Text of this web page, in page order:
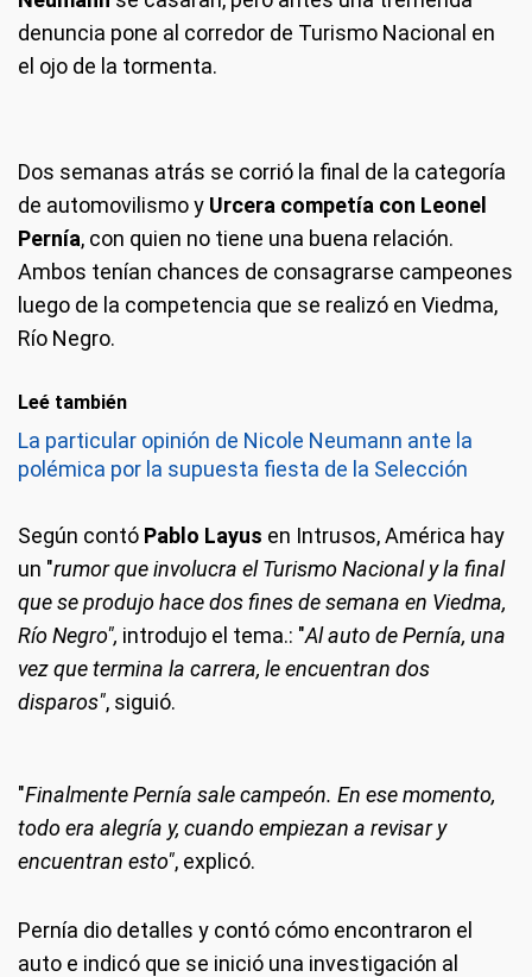
denuncia pone al corredor de Turismo Nacional en
el ojo de la tormenta.
Dos semanas atrás se corrió la final de la categoría
de automovilismo y Urcera competía con Leonel
Pernía, con quien no tiene una buena relación.
Ambos tenían chances de consagrarse campeones
luego de la competencia que se realizó en Viedma,
Río Negro.
Leé también
La particular opinión de Nicole Neumann ante la
polémica por la supuesta fiesta de la Selección
Según contó Pablo Layus en Intrusos, América hay
un "rumor que involucra el Turismo Nacional y la final
que se produjo hace dos fines de semana en Viedma,
Río Negro", introdujo el tema.: "Al auto de Pernía, una
vez que termina la carrera, le encuentran dos
disparos", siguió.
"Finalmente Pernía sale campeón. En ese momento,
todo era alegría y, cuando empiezan a revisar y
encuentran esto", explicó.
Pernía dio detalles y contó cómo encontraron el
auto e indicó que se inició una investigación al